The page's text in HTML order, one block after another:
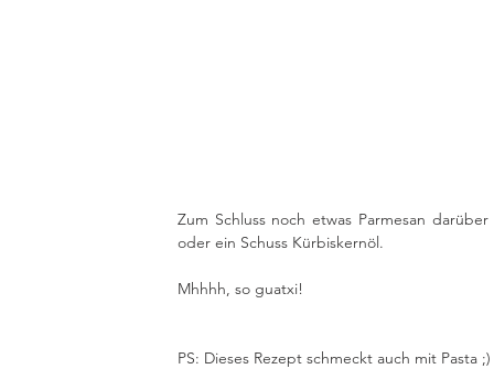
Zum Schluss noch etwas Parmesan
oder ein Schuss Kürbiskernöl.
Mhhhh, so guatxi!
PS: Dieses Rezept schmeckt auch mit Pasta ;)